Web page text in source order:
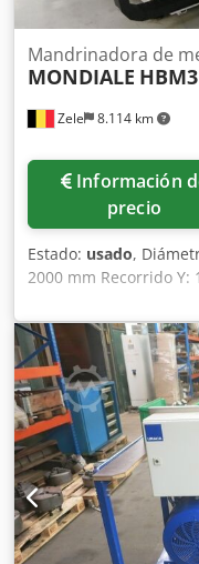
Zele 8.114 km
Mandrinadora de
MONDIALE HBM3
Información de
precio
Estado: usado,
2000 mm Recorrido Y:
husillo: ISO 50
mesa: 1250x1500 mm
5000 kg Velocidades
automáticos de
18,5 / 22 kW Peso de
aprox.: 1250 x 1500
Guide i) Posibilidad de
Heidenhain, etc. Eje
refrigeración: 20 bar
técnicos provienen
tanto, no son
venta previa;